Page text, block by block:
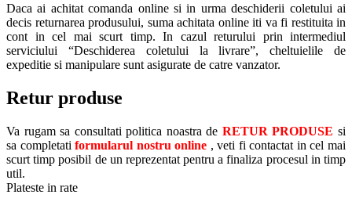
Daca ai achitat comanda online si in urma deschiderii coletului ai
decis returnarea produsului, suma achitata online iti va fi restituita in
cont in cel mai scurt timp. In cazul returului prin intermediul
serviciului “Deschiderea coletului la livrare”, cheltuielile de
expeditie si manipulare sunt asigurate de catre vanzator.
Retur produse
Va rugam sa consultati politica noastra de RETUR PRODUSE si
sa completatiformularul nostru online , veti fi contactat in cel mai
scurt timp posibil de un reprezentat pentru a finaliza procesul in timp
util.
Plateste in rate